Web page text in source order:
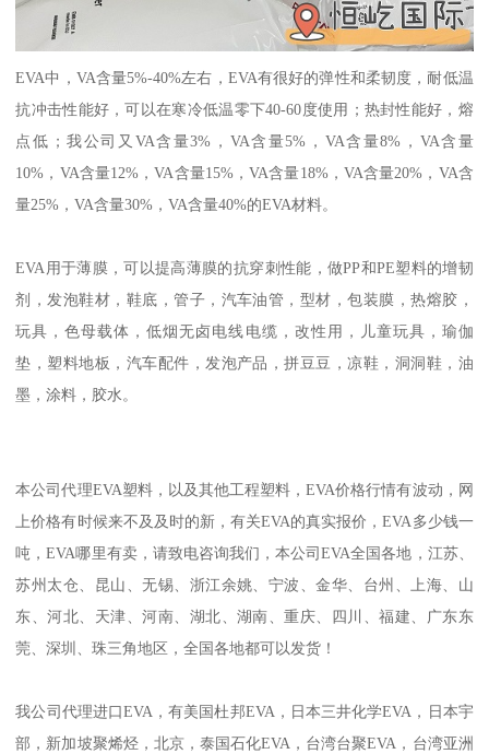
EVA中， VA含量5%-40%左右， EVA有很好的弹性和柔韧度，耐低温
抗冲击性能好，可以在寒冷低温零下40-60度使用；热封性能好，熔
点低；我公司又 VA含量3% ， VA含量5% ， VA含量8% ， VA含量
10% ， VA含量12% ，VA含量15%，VA含量18%， VA含量20% ， VA含
量25% ，VA含量30% ，VA含量40%的EVA材料。
EVA用于薄膜，可以提高薄膜的抗穿刺性能，做PP和PE塑料的增韧
剂，发泡鞋材，鞋底，管子，汽车油管，型材，包装膜，热熔胶，
玩具，色母载体，低烟无卤电线电缆，改性用，儿童玩具，瑜伽
垫，塑料地板，汽车配件，发泡产品，拼豆豆，凉鞋，洞洞鞋，油
墨，涂料，胶水。
本公司代理EVA塑料，以及其他工程塑料，EVA价格行情有波动，网
上价格有时候来不及及时的新，有关EVA的真实报价，EVA多少钱一
吨，EVA哪里有卖，请致电咨询我们，本公司EVA全国各地，江苏、
苏州太仓、昆山、无锡、浙江余姚、宁波、金华、台州、上海、山
东、河北、天津、河南、湖北、湖南、重庆、四川、福建、广东东
莞、深圳、珠三角地区，全国各地都可以发货！
我公司代理进口 EVA，有美国杜邦EVA，日本三井化学EVA ，日本宇
部，新加坡聚烯烃，北京，泰国石化EVA ，台湾台聚EVA ，台湾亚洲